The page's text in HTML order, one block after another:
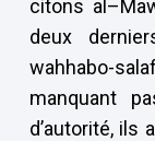
citons
deux
wahhabo-
manquant
d’autorité, ils